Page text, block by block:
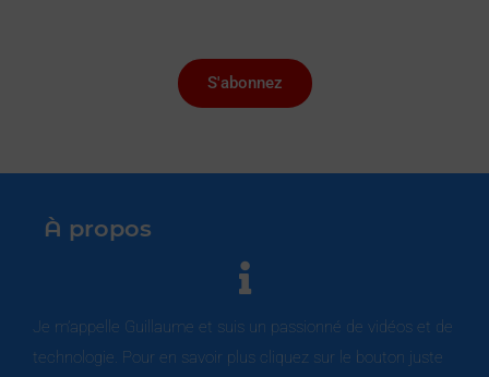
S'abonnez
À propos
Je m’appelle Guillaume et suis un passionné de vidéos et de
technologie. Pour en savoir plus cliquez sur le bouton juste